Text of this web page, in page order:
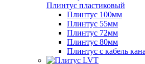
Плинтус пластиковый
Плинтус 100мм
Плинтус 55мм
Плинтус 72мм
Плинтус 80мм
Плинтус с кабель